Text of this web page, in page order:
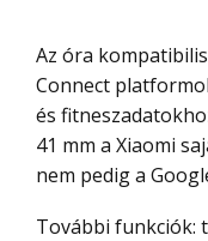
Az óra kompatibilis például a Suunto és a Health
Connect
és
41 mm a Xiaomi
nem pedig a
További funkciók: testreszabható widgetek,